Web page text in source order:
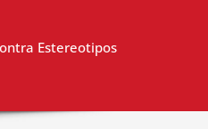
Estereotipos